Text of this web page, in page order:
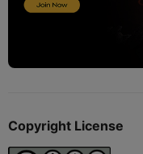
Copyright License